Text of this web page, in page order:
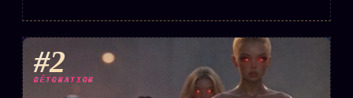
Nous écrire
Presse
#2
DÉTONATION